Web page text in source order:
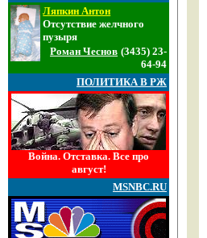
Ляпкин Антон
Отсутствие желчного
пузыря
Роман Чеснов (3435) 23-
64-94
ПОЛИТИКА В РЖ
Война. Отставка. Все про
август!
MSNBC.RU